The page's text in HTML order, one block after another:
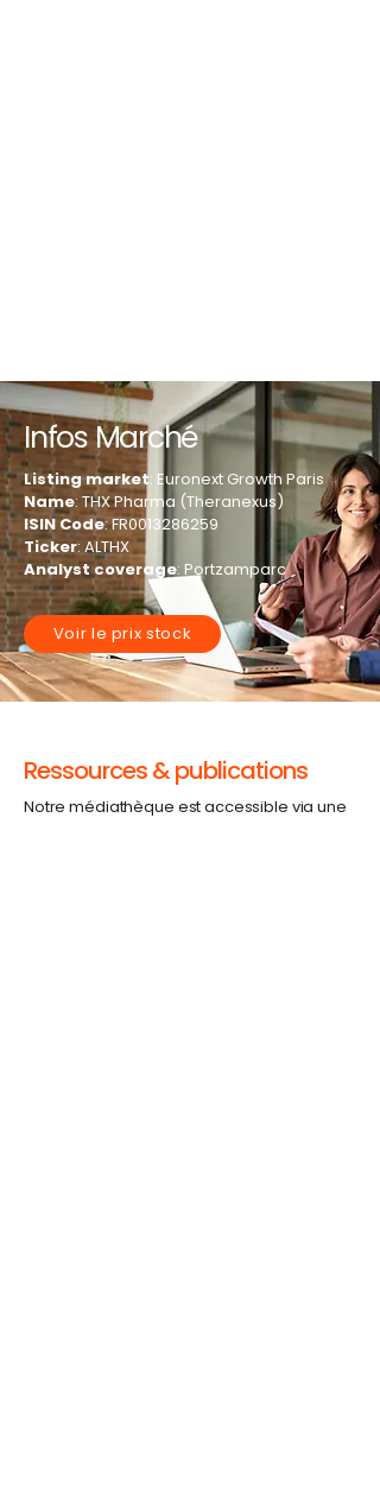
Infos Marché
Listing market: Euronext Growth Paris
Name: THX Pharma (Theranexus)
ISIN Code: FR0013286259
Ticker: ALTHX
Analyst coverage: Portzamparc
Voir le prix stock
Ressources & publications
Notre médiathèque est accessible via une